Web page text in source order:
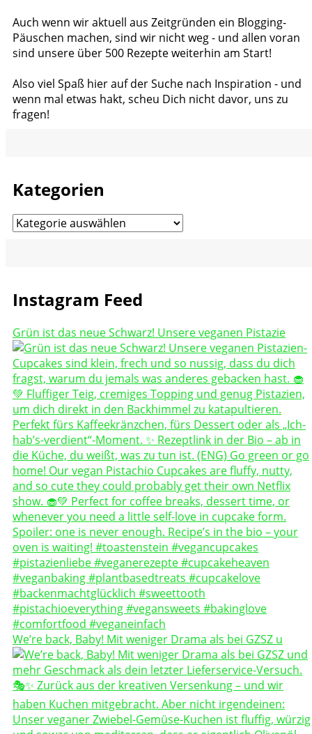
Auch wenn wir aktuell aus Zeitgründen ein Blogging-
Päuschen machen, sind wir nicht weg - und allen voran
sind unsere über 500 Rezepte weiterhin am Start!
Also viel Spaß hier auf der Suche nach Inspiration - und
wenn mal etwas hakt, scheu Dich nicht davor, uns zu
fragen!
Kategorien
Kategorien
Instagram Feed
Grün ist das neue Schwarz! Unsere veganen Pistazie
We’re back, Baby! Mit weniger Drama als bei GZSZ u